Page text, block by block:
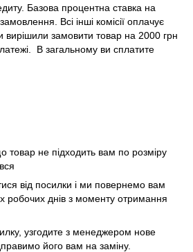
Базова процентна ставка на
Всі інші комісії оплачує
замовити товар на 2000 грн
В загальному ви сплатите
товар не підходить вам по розміру
від посилки і ми повернемо вам
робочих днів з моменту отримання
узгодите з менеджером нове
його вам на заміну.